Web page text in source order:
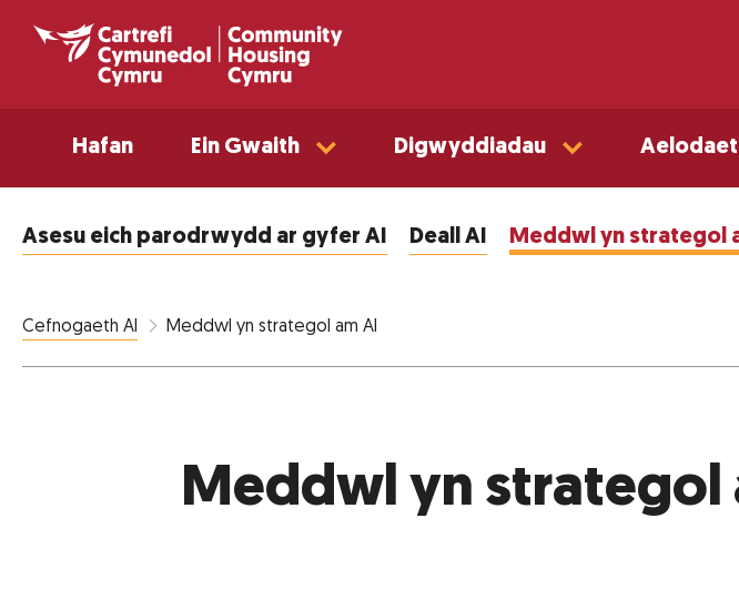
Hafan Ein Gwaith Digwyddiadau
Asesu eich parodrwydd ar gyfer AI Deall AI Meddwl yn strategol
Cefnogaeth AI Meddwl yn strategol am AI
Meddwl yn strategol